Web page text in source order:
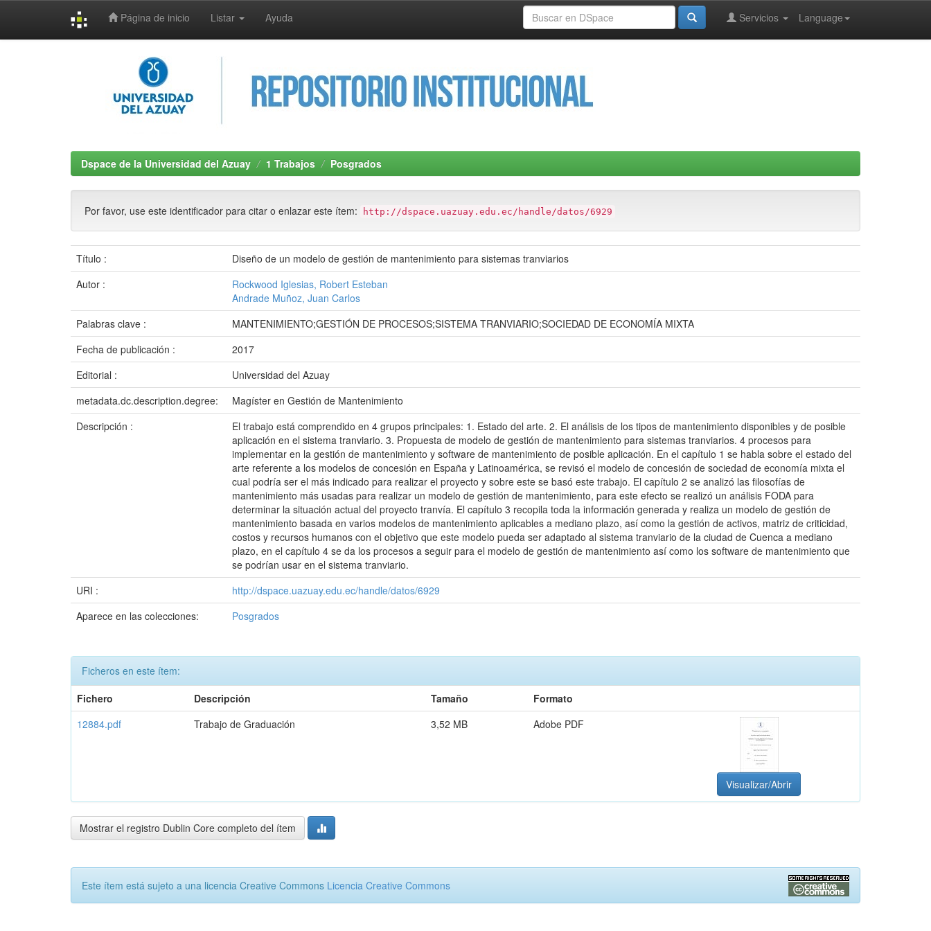
Página de inicio Listar Ayuda Language
Servicios
Dspace de la Universidad del Azuay 1 Trabajos Posgrados
Por favor, use este identificador para citar o enlazar este ítem: http://dspace.uazuay.edu.ec/handle/datos/6929
Título :
Diseño de un modelo de gestión de mantenimiento para sistemas tranviarios
Autor :
Rockwood Iglesias, Robert Esteban
Andrade Muñoz, Juan Carlos
Palabras clave :
MANTENIMIENTO;GESTIÓN DE PROCESOS;SISTEMA TRANVIARIO;SOCIEDAD DE ECONOMÍA MIXTA
Fecha de publicación :
2017
Editorial :
Universidad del Azuay
metadata.dc.description.degree:
Magíster en Gestión de Mantenimiento
Descripción :
El trabajo está comprendido en 4 grupos principales: 1. Estado del arte. 2. El análisis de los tipos de mantenimiento disponibles y de posible
aplicación en el sistema tranviario. 3. Propuesta de modelo de gestión de mantenimiento para sistemas tranviarios. 4 procesos para
implementar en la gestión de mantenimiento y software de mantenimiento de posible aplicación. En el capítulo 1 se habla sobre el estado del
arte referente a los modelos de concesión en España y Latinoamérica, se revisó el modelo de concesión de sociedad de economía mixta el
cual podría ser el más indicado para realizar el proyecto y sobre este se basó este trabajo. El capítulo 2 se analizó las filosofías de
mantenimiento más usadas para realizar un modelo de gestión de mantenimiento, para este efecto se realizó un análisis FODA para
determinar la situación actual del proyecto tranvía. El capítulo 3 recopila toda la información generada y realiza un modelo de gestión de
mantenimiento basada en varios modelos de mantenimiento aplicables a mediano plazo, así como la gestión de activos, matriz de criticidad,
costos y recursos humanos con el objetivo que este modelo pueda ser adaptado al sistema tranviario de la ciudad de Cuenca a mediano
plazo, en el capítulo 4 se da los procesos a seguir para el modelo de gestión de mantenimiento así como los software de mantenimiento que
se podrían usar en el sistema tranviario.
URI :
http://dspace.uazuay.edu.ec/handle/datos/6929
Aparece en las colecciones:
Posgrados
Ficheros en este ítem:
Fichero
Descripción Tamaño
Formato
12884.pdf
Trabajo de Graduación 3,52 MB Adobe PDF
Visualizar/Abrir
Mostrar el registro Dublin Core completo del ítem
Este ítem está sujeto a una licencia Creative Commons Licencia Creative Commons